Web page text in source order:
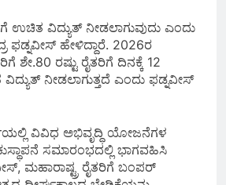
ಉಚಿತ ವಿದ್ಯುತ್ ನೀಡಲಾಗುವುದು ಎಂದು
ಫಡ್ನವೀಸ್ ಹೇಳಿದ್ದಾರೆ. 2026ರ
ಶೇ.80 ರಷ್ಟು ರೈತರಿಗೆ ದಿನಕ್ಕೆ 12
ನೀಡಲಾಗುತ್ತದೆ ಎಂದು ಫಡ್ನವೀಸ್
ವಿವಿಧ ಅಭಿವೃದ್ಧಿ ಯೋಜನೆಗಳ
ಸಮಾರಂಭದಲ್ಲಿ ಭಾಗವಹಿಸಿ
ಮಹಾರಾಷ್ಟ್ರ ರೈತರಿಗೆ ಬಂಪರ್